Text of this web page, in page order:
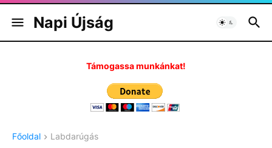
Napi Újság
Támogassa munkánkat!
Főoldal Labdarúgás